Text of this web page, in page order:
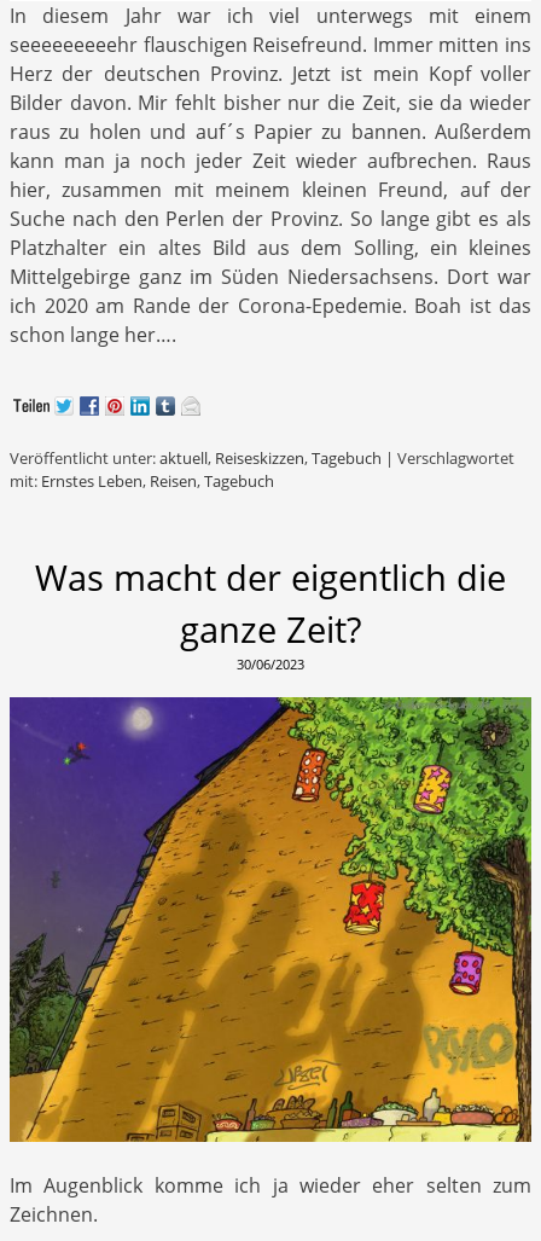
In diesem Jahr war ich viel unterwegs mit einem
seeeeeeeeehr flauschigen Reisefreund. Immer mitten ins
Herz der deutschen Provinz. Jetzt ist mein Kopf voller
Bilder davon. Mir fehlt bisher nur die Zeit, sie da wieder
raus zu holen und auf´s Papier zu bannen. Außerdem
kann man ja noch jeder Zeit wieder aufbrechen. Raus
hier, zusammen mit meinem kleinen Freund, auf der
Suche nach den Perlen der Provinz. So lange gibt es als
Platzhalter ein altes Bild aus dem Solling, ein kleines
Mittelgebirge ganz im Süden Niedersachsens. Dort war
ich 2020 am Rande der Corona-Epedemie. Boah ist das
schon lange her….
Veröffentlicht unter:aktuell, Reiseskizzen,Tagebuch | Verschlagwortet
mit: Ernstes Leben, Reisen,Tagebuch
Was macht der eigentlich die
ganze Zeit?
30/06/2023
Im Augenblick komme ich ja wieder eher selten zum
Zeichnen.